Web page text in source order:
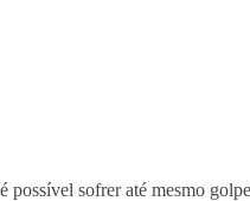
sofrer até mesmo